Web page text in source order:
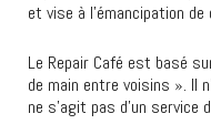
et vise à l’émancipation de
Le Repair Café est basé
de main entre voisins ». Il
ne s’agit pas d’un service